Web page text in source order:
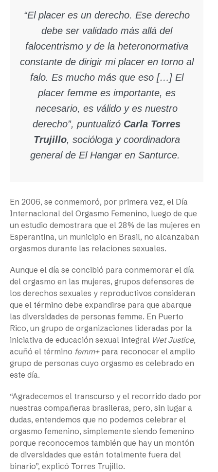
“El placer es un derecho. Ese derecho
debe ser validado más allá del
falocentrismo y de la heteronormativa
constante de dirigir mi placer en torno al
falo. Es mucho más que eso […] El
placer femme es importante, es
necesario, es válido y es nuestro
derecho”, puntualizó Carla Torres
Trujillo, socióloga y coordinadora
general de El Hangar en Santurce.
En 2006, se conmemoró, por primera vez, el Día
Internacional del Orgasmo Femenino, luego de que
un estudio demostrara que el 28% de las mujeres en
Esperantina, un municipio en Brasil, no alcanzaban
orgasmos durante las relaciones sexuales.
Aunque el día se concibió para conmemorar el día
del orgasmo en las mujeres, grupos defensores de
los derechos sexuales y reproductivos consideran
que el término debe expandirse para que abarque
las diversidades de personas femme. En Puerto
Rico, un grupo de organizaciones lideradas por la
iniciativa de educación sexual integral Wet Justice,
acuñó el término femm+para reconocer el amplio
grupo de personas cuyo orgasmo es celebrado en
este día.
“Agradecemos el transcurso y el recorrido dado por
nuestras compañeras brasileras, pero, sin lugar a
dudas, entendemos que no podemos celebrar el
orgasmo femenino, simplemente siendo femenino
porque reconocemos también que hay un montón
de diversidades que están totalmente fuera del
binario”, explicó Torres Trujillo.